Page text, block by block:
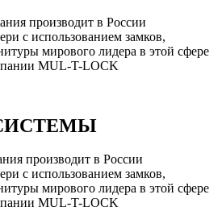
производит в России
с использованием замков,
мирового лидера в этой сфере
MUL-T-LOCK
производит в России
с использованием замков,
мирового лидера в этой сфере
MUL-T-LOCK